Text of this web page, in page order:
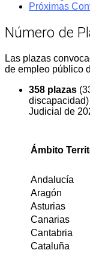
Próximas
Número de
Las plazas
de empleo público
358 plazas
Judicial de
Ámbito
Andalucía
Aragón
Asturias
Canarias
Cantabria
Cataluña